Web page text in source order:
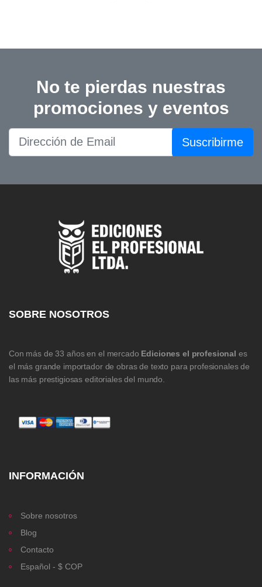
No te pierdas nuestras
promociones y eventos
Suscribirme
SOBRE NOSOTROS
Con más de 33 años en el mercado Ediciones el profesional es
el más grande importador de obras de texto para profesionales de
las más prestigiosas editoriales del mundo.
INFORMACIÓN
Sobre nosotros
Blog
Contacto
Español - $ COP